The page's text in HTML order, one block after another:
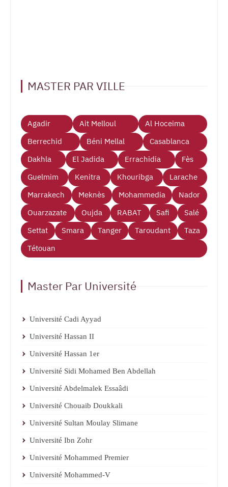
MASTER PAR VILLE
Agadir Ait Melloul
Al Hoceima
Berrechid
Béni Mellal
Casablanca
Dakhla
El Jadida Errachidia
Fès
Guelmim
Kenitra Khouribga
Larache
Marrakech
Meknès Mohammedia
Nador
Ouarzazate
Oujda RABAT Safi
Salé
Settat
Smara Tanger Taroudant
Taza
Tétouan
Master Par Université
Université Cadi Ayyad
Université Hassan II
Université Hassan 1er
Université Sidi Mohamed Ben Abdellah
Université Abdelmalek Essaâdi
Université Chouaib Doukkali
Université Sultan Moulay Slimane
Université Ibn Zohr
Université Mohammed Premier
Université Mohammed-V